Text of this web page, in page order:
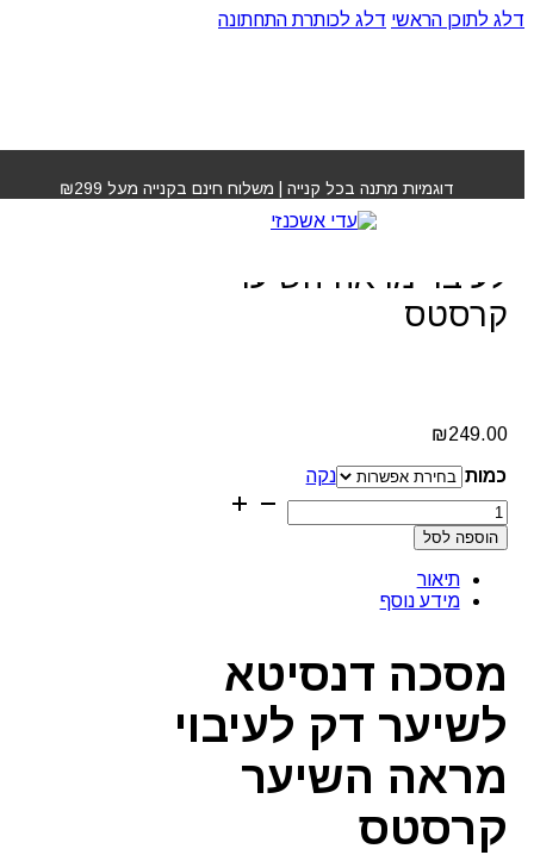
דלג לתוכן הראשי דלג לכותרת התחתונה
דוגמיות מתנה בכל קנייה | משלוח חינם בקנייה מעל ₪299
השיער קרסטס
מסכה דנסיטא לשיער דק
לעיבוי מראה השיער
קרסטס
₪249.00
כמות
נקה
כמות
של
מסכה
לשיער
השיער
קרסטס
הוספה לסל
תיאור
מידע נוסף
מסכה דנסיטא
לשיער דק לעיבוי
מראה השיער
קרסטס